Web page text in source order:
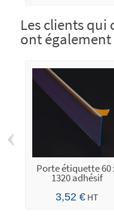
Les clients
ont également
Porte étiquette 60
1320 adhésif
3,52 € HT
‹